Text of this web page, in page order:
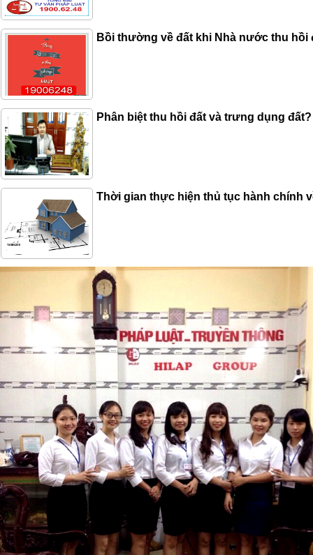
Bồi thường về đất khi Nhà nước thu hồi
Phân biệt thu hồi đất và trưng dụng đất?
Thời gian thực hiện thủ tục hành chính